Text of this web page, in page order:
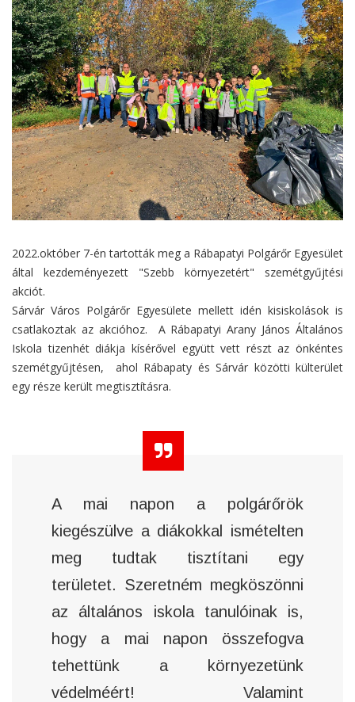
2022.október 7-én tartották meg a Rábapatyi Polgárőr Egyesület
által kezdeményezett "Szebb környezetért" szemétgyűjtési
akciót.
Sárvár Város Polgárőr Egyesülete mellett idén kisiskolások is
csatlakoztak az akcióhoz. A Rábapatyi Arany János Általános
Iskola tizenhét diákja kísérővel együtt vett részt az önkéntes
szemétgyűjtésen, ahol Rábapaty és Sárvár közötti külterület
egy része került megtisztításra.
A mai napon a polgárőrök
kiegészülve a diákokkal ismételten
meg tudtak tisztítani egy
területet. Szeretném megköszönni
az általános iskola tanulóinak is,
hogy a mai napon összefogva
tehettünk a környezetünk
védelméért! Valamint